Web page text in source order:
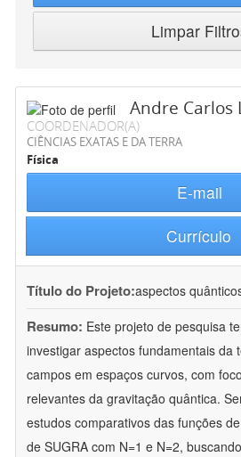
Limpar
Andre Carlos
COORDENADOR(A)
CIÊNCIAS EXATAS E DA TERRA
Física
E-mail
Currículo
Título do Projeto:aspectos
Resumo: Este projeto de pesquisa
investigar aspectos fundamentais da
campos em espaços curvos, com
relevantes da gravitação quântica.
estudos comparativos das funções
de SUGRA com N=1 e N=2,